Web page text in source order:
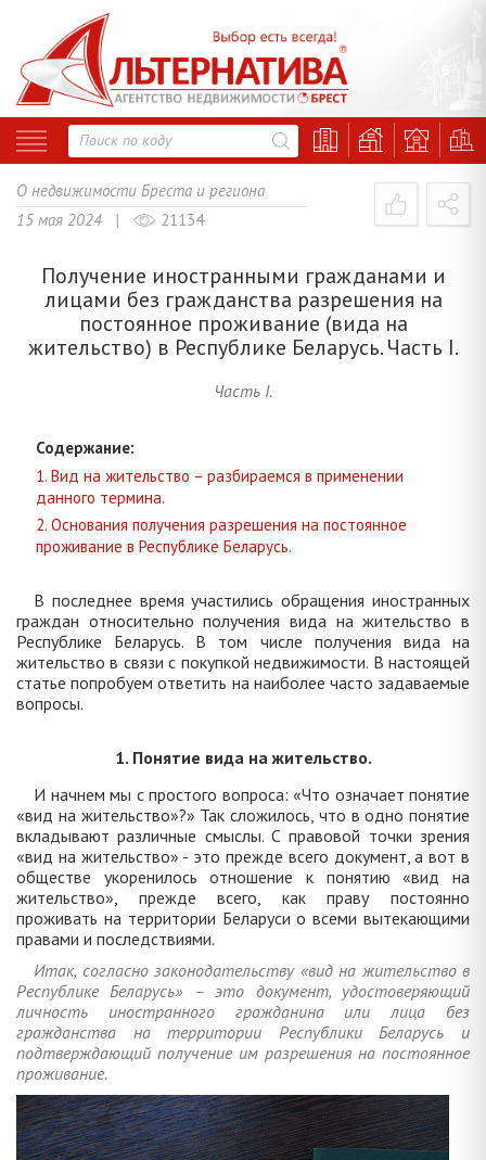
О недвижимости Бреста и региона
15 мая 2024 |
21134
Получение иностранными гражданами и
лицами без гражданства разрешения на
постоянное проживание (вида на
жительство) в Республике Беларусь. Часть I.
Часть I.
Содержание:
1. Вид на жительство – разбираемся в применении
данного термина.
2. Основания получения разрешения на постоянное
проживание в Республике Беларусь.
В последнее время участились обращения иностранных
граждан относительно получения вида на жительство в
Республике Беларусь. В том числе получения вида на
жительство в связи с покупкой недвижимости. В настоящей
статье попробуем ответить на наиболее часто задаваемые
вопросы.
1. Понятие вида на жительство.
И начнем мы с простого вопроса: «Что означает понятие
«вид на жительство»?» Так сложилось, что в одно понятие
вкладывают различные смыслы. С правовой точки зрения
«вид на жительство» - это прежде всего документ, а вот в
обществе укоренилось отношение к понятию «вид на
жительство», прежде всего, как праву постоянно
проживать на территории Беларуси о всеми вытекающими
правами и последствиями.
Итак, согласно законодательству «вид на жительство в
Республике Беларусь» – это документ, удостоверяющий
личность иностранного гражданина или лица без
гражданства на территории Республики Беларусь и
подтверждающий получение им разрешения на постоянное
проживание.